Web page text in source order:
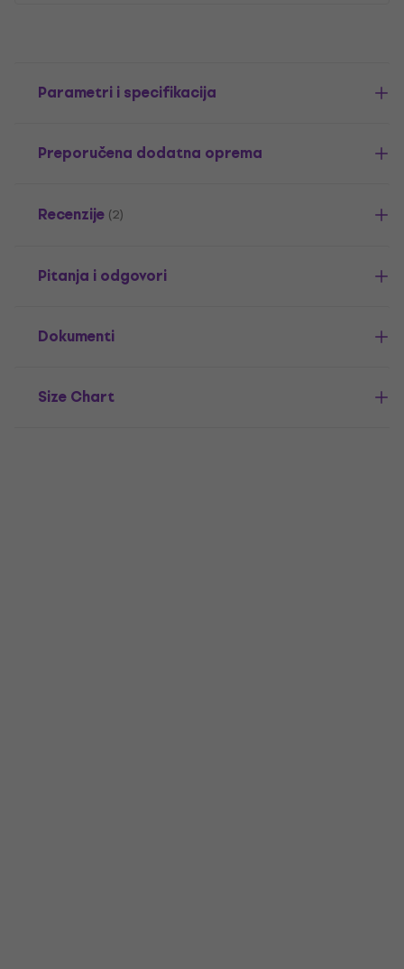
Parametri i specifikacija
Preporučena dodatna oprema
Recenzije (2)
Pitanja i odgovori
Dokumenti
Size Chart